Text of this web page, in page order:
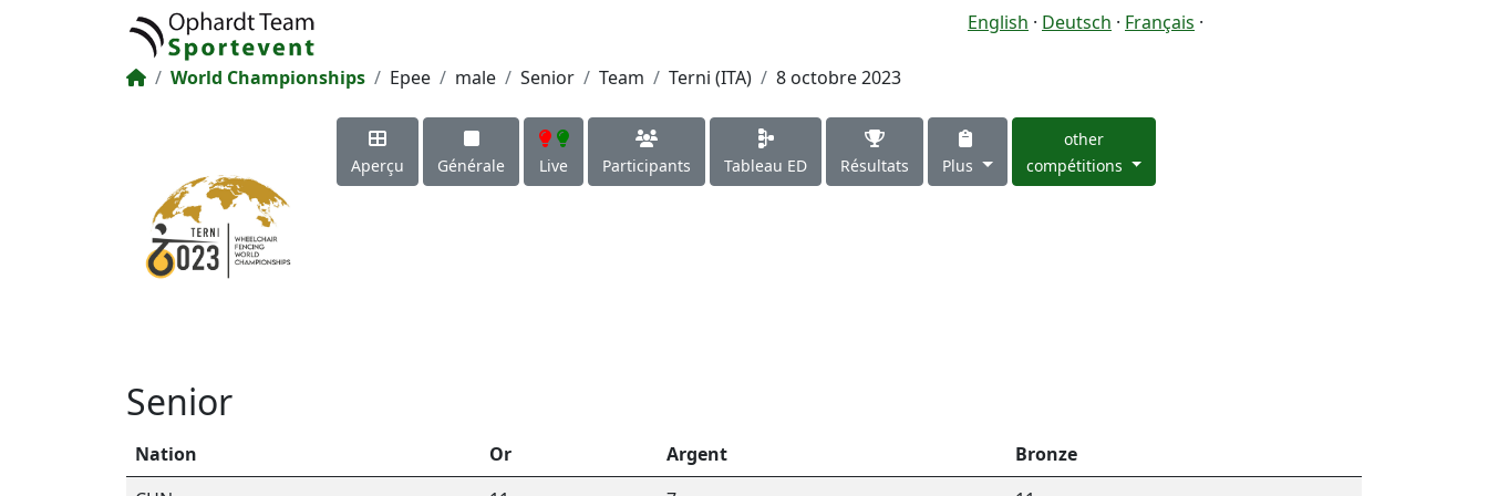
English · Deutsch · Français ·
World Championships Epee male Senior Team Terni (ITA) 8 octobre 2023
Aperçu Générale Live Participants Tableau ED Résultats Plus
other
compétitions
Senior
Nation Or Argent
Bronze